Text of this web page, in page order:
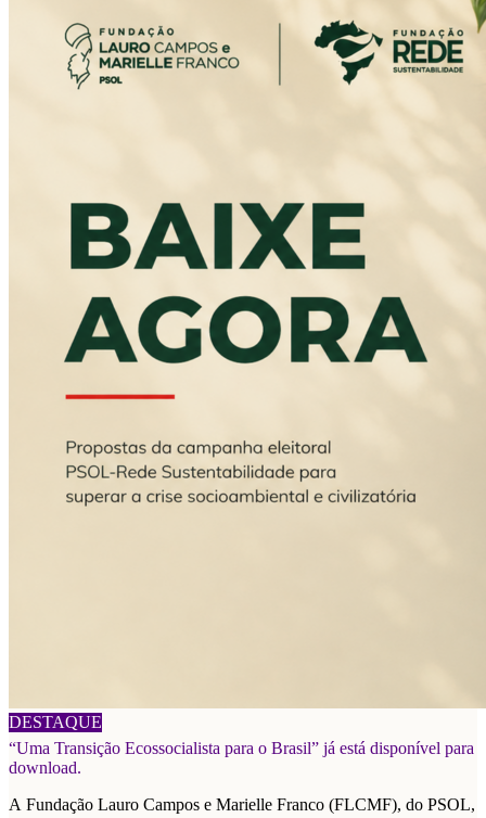
DESTAQUE
06/08/2026
“Uma Transição Ecossocialista para o Brasil” já está disponível para
download.
A Fundação Lauro Campos e Marielle Franco (FLCMF), do PSOL,